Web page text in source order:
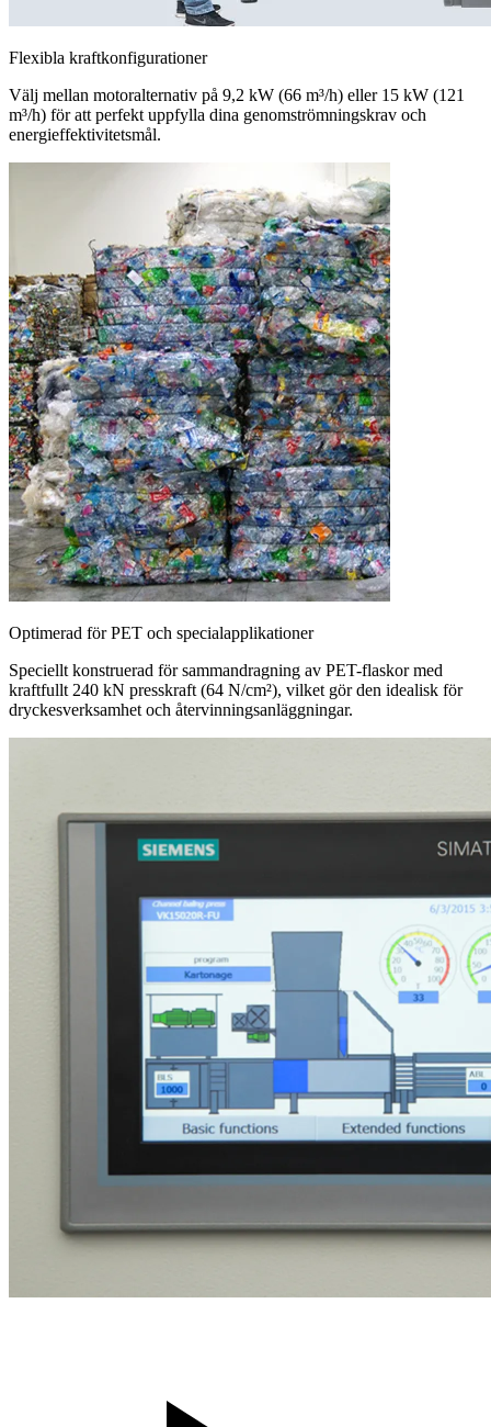
Flexibla kraftkonfigurationer
Välj mellan motoralternativ på 9,2 kW (66 m³/h) eller 15 kW (121
m³/h) för att perfekt uppfylla dina genomströmningskrav och
energieffektivitetsmål.
Optimerad för PET och specialapplikationer
Speciellt konstruerad för sammandragning av PET-flaskor med
kraftfullt 240 kN presskraft (64 N/cm²), vilket gör den idealisk för
dryckesverksamhet och återvinningsanläggningar.